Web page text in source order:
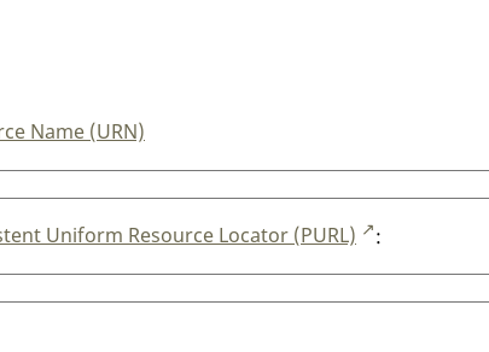
Name (URN)
Uniform Resource Locator (PURL) :